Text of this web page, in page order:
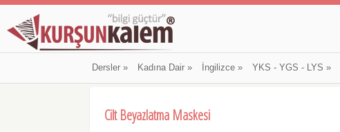
Dersler» Kadına Dair» İngilizce» YKS - YGS - LYS »
Cilt Beyazlatma Maskesi